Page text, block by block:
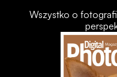
Wszystko o